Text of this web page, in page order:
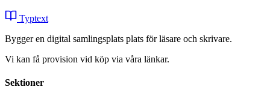
Typtext
Bygger en digital samlingsplats plats för läsare och skrivare.
Vi kan få provision vid köp via våra länkar.
Sektioner